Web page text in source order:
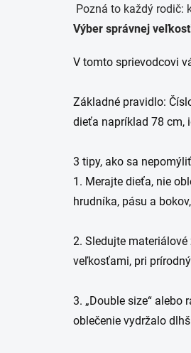
​Pozná to každý rodič:
Výber správnej
​V tomto sprievodcovi
Základné pravidlo:
dieťa napríklad 78 cm,
3 tipy, ako sa
1. Merajte dieťa, nie
hrudníka, pásu a
​2. Sledujte
veľkosťami, pri
​3. „Double size“
oblečenie vydržalo